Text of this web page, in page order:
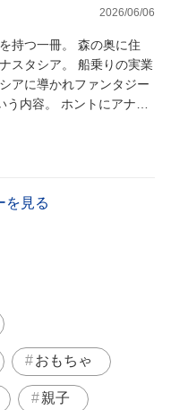
2026/06/06
。 森の奥に住
スタシア。 船乗りの実業
アに導かれファンタジー
う内容。 ホントにアナス
を見る
おもちゃ
親子